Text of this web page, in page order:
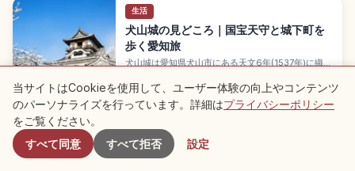
生活
犬山城の見どころ｜国宝天守と城下町を
歩く愛知旅
犬山城は愛知県犬山市にある天文6年(1537年)に織田
路・松本・彦根・松江と並ぶ国宝五城のひとつで
す。三層四階地下二階の現存最古級の木造天守は別
名「白帝城」、入場一般550円。針綱神社、三光稲
約20分のアクセスも押さえています。
※ 記事内容は執筆時点の情報に基づいており、現在の状況と異なる場合がござい
ます。また掲載内容は正確性・完全性を保証するものではありませんので、ご了
承ください。
付近のスポット
当サイトはCookieを使用して、ユーザー体験の向上やコンテンツ
のパーソナライズを行っています。詳細はプライバシーポリシー
をご覧ください。
すべて同意
すべて拒否 設定